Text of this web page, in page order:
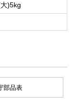
)5kg
部品表